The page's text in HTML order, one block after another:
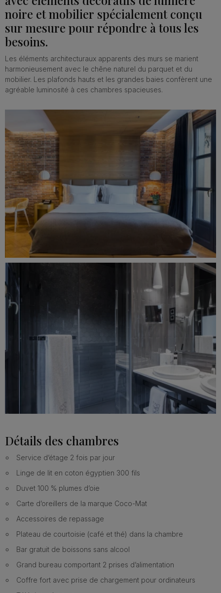
noire et mobilier spécialement conçu
sur mesure pour répondre à tous les
besoins.
Les éléments architecturaux apparents des murs se marient
harmonieusement avec le chêne naturel du parquet et du
mobilier. Les plafonds hauts et les grandes baies confèrent une
agréable luminosité à ces chambres spacieuses.
Détails des chambres
Service d’étage 2 fois par jour
Linge de lit en coton égyptien 300 fils
Duvet 100 % plumes d’oie
Carte d’oreillers de la marque Coco-Mat
Accessoires de repassage
Plateau de courtoisie (café et thé) dans la chambre
Bar gratuit de boissons sans alcool
Grand bureau comportant 2 prises d’alimentation
Coffre fort avec prise de chargement pour ordinateurs